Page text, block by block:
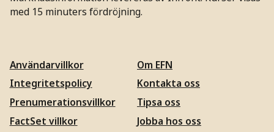
med 15 minuters fördröjning.
Användarvillkor
Integritetspolicy
Prenumerationsvillkor
FactSet villkor
Om EFN
Kontakta oss
Tipsa oss
Jobba hos oss